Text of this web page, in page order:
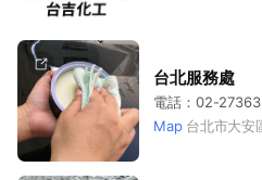
台北服務處
電話：02-
Map 台北市大安